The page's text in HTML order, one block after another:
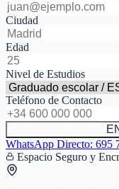
Ciudad
Edad
Nivel de Estudios
Teléfono de Contacto
WhatsApp Directo: 695
Espacio Seguro y